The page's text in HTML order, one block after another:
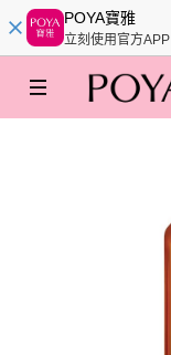
POYA寶雅
立刻使用官方APP